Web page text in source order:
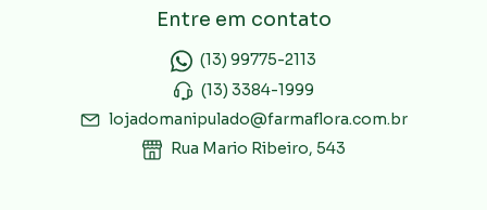
Entre em contato
(13) 99775-2113
(13) 3384-1999
lojadomanipulado@farmaflora.com.br
Rua Mario Ribeiro, 543